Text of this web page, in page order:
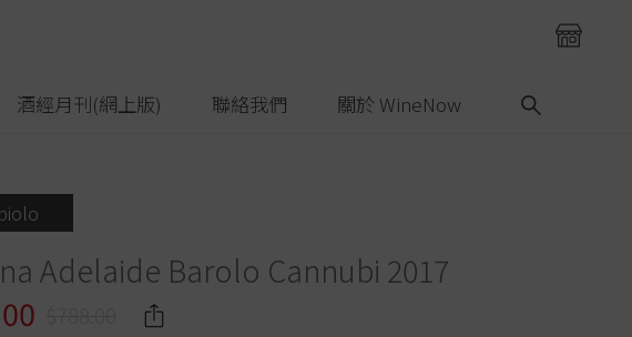
酒經月刊(網上版) 聯絡我們 關於 WineNow
Adelaide Barolo Cannubi 2017